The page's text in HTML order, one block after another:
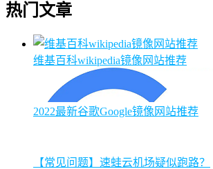
热门文章
维基百科wikipedia镜像网站推荐
2022最新谷歌Google镜像网站推荐
【常见问题】速蛙云机场疑似跑路？